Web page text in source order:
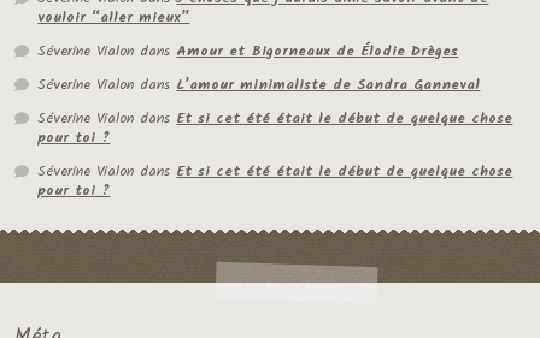
vouloir “aller mieux”
Séverine Vialon dansAmour et Bigorneaux de Élodie Drèges
Séverine Vialon dansL’amour minimaliste de Sandra Ganneval
Séverine Vialon dansEt si cet été était le début de quelque chose
pour toi ?
Séverine Vialon dansEt si cet été était le début de quelque chose
pour toi ?